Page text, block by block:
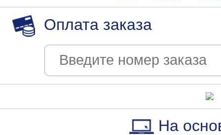
Оплата заказа
На